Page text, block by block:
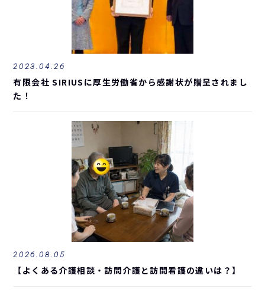
2023.04.26
有限会社 SIRIUSに厚生労働省から感謝状が贈呈されまし
た！
2026.08.05
【よくある介護相談・訪問介護と訪問看護の違いは？】